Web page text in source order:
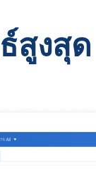
สูงสุด